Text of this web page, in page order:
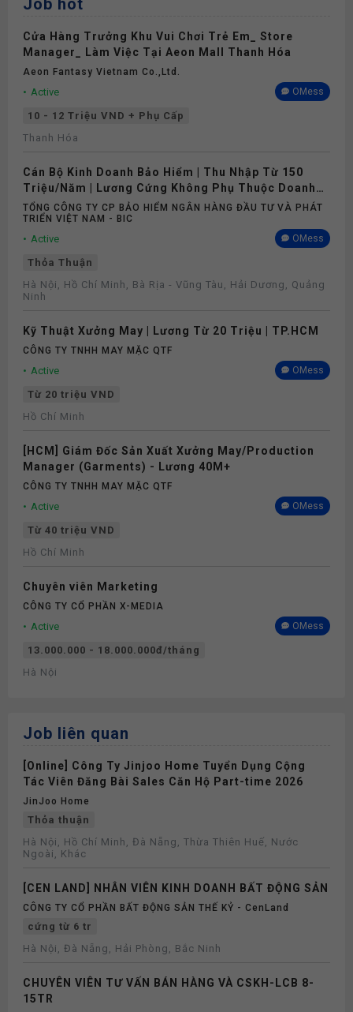
Job hot
Cửa Hàng Trưởng Khu Vui Chơi Trẻ Em_ Store
Manager_ Làm Việc Tại Aeon Mall Thanh Hóa
Aeon Fantasy Vietnam Co.,ltd.
Active OMess
10 - 12 Triệu VND + Phụ Cấp
Thanh Hóa
Cán Bộ Kinh Doanh Bảo Hiểm | Thu Nhập Từ 150
Triệu/Năm | Lương Cứng Không Phụ Thuộc Doanh
Số
TỔNG CÔNG TY CP BẢO HIỂM NGÂN HÀNG ĐẦU TƯ VÀ PHÁT
TRIỂN VIỆT NAM - BIC
Active OMess
Thỏa Thuận
Hà Nội, Hồ Chí Minh, Bà Rịa - Vũng Tàu, Hải Dương, Quảng
Ninh
Kỹ Thuật Xưởng May | Lương Từ 20 Triệu | TP.HCM
CÔNG TY TNHH MAY MẶC QTF
Active OMess
Từ 20 triệu VND
Hồ Chí Minh
[HCM] Giám Đốc Sản Xuất Xưởng May/Production
Manager (Garments) - Lương 40M+
CÔNG TY TNHH MAY MẶC QTF
Active OMess
Từ 40 triệu VND
Hồ Chí Minh
Chuyên viên Marketing
CÔNG TY CỔ PHẦN X-MEDIA
Active OMess
13.000.000 - 18.000.000đ/tháng
Hà Nội
Job liên quan
[Online] Công Ty Jinjoo Home Tuyển Dụng Cộng
Tác Viên Đăng Bài Sales Căn Hộ Part-time 2026
JinJoo Home
Thỏa thuận
Hà Nội, Hồ Chí Minh, Đà Nẵng, Thừa Thiên Huế, Nước
Ngoài, Khác
[CEN LAND] NHÂN VIÊN KINH DOANH BẤT ĐỘNG SẢN
CÔNG TY CỔ PHẦN BẤT ĐỘNG SẢN THẾ KỶ - CenLand
cứng từ 6 tr
Hà Nội, Đà Nẵng, Hải Phòng, Bắc Ninh
CHUYÊN VIÊN TƯ VẤN BÁN HÀNG VÀ CSKH-LCB 8-
15TR